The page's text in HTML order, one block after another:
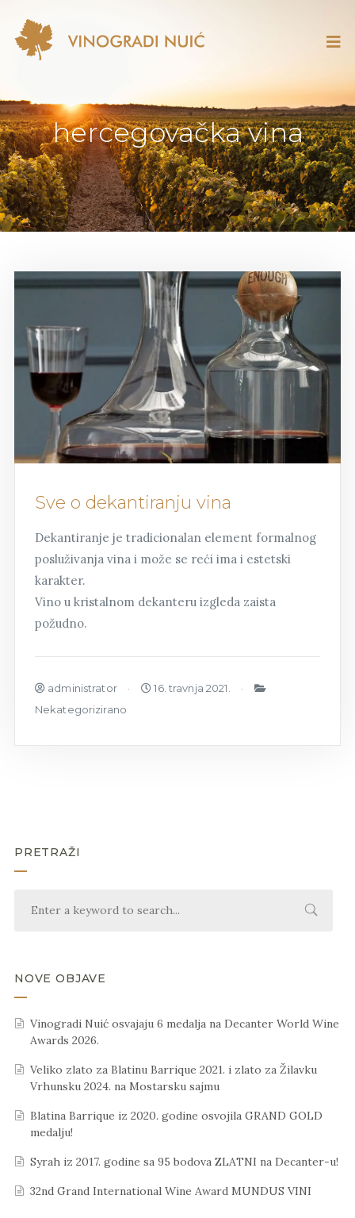
hercegovačka vina
Sve o dekantiranju vina
Dekantiranje je tradicionalan element formalnog
posluživanja vina i može se reći ima i estetski
karakter.
Vino u kristalnom dekanteru izgleda zaista
požudno.
administrator
16. travnja 2021.
Nekategorizirano
PRETRAŽI
NOVE OBJAVE
Vinogradi Nuić osvajaju 6 medalja na Decanter World Wine
Awards 2026.
Veliko zlato za Blatinu Barrique 2021. i zlato za Žilavku
Vrhunsku 2024. na Mostarsku sajmu
Blatina Barrique iz 2020. godine osvojila GRAND GOLD
medalju!
Syrah iz 2017. godine sa 95 bodova ZLATNI na Decanter-u!
32nd Grand International Wine Award MUNDUS VINI